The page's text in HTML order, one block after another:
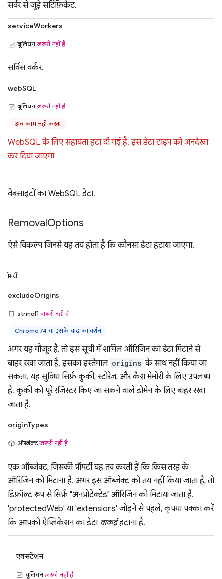
सर्वर से जुड़े सर्टिफ़िकेट.
serviceWorkers
बूलियनज़रूरी नहीं है
सर्विस वर्कर.
webSQL
बूलियनज़रूरी नहीं है
अब काम नहीं करता
WebSQL के लिए सहायता हटा दी गई है. इस डेटा टाइप को अनदेखा
कर दिया जाएगा.
वेबसाइटों का WebSQL डेटा.
RemovalOptions
ऐसे विकल्प जिनसे यह तय होता है कि कौनसा डेटा हटाया जाएगा.
प्रॉपर्टी
excludeOrigins
string[]ज़रूरी नहीं है
Chrome 74 या इसके बाद का वर्शन
अगर यह मौजूद है, तो इस सूची में शामिल ऑरिजिन का डेटा मिटाने से
बाहर रखा जाता है. इसका इस्तेमाल origins के साथ नहीं किया जा
सकता. यह सुविधा सिर्फ़ कुकी, स्टोरेज, और कैश मेमोरी के लिए उपलब्ध
है. कुकी को पूरे रजिस्टर किए जा सकने वाले डोमेन के लिए बाहर रखा
जाता है.
originTypes
ऑब्जेक्टज़रूरी नहीं है
एक ऑब्जेक्ट, जिसकी प्रॉपर्टी यह तय करती हैं कि किस तरह के
ऑरिजिन को मिटाना है. अगर इस ऑब्जेक्ट को तय नहीं किया जाता है, तो
डिफ़ॉल्ट रूप से सिर्फ़ "अनप्रोटेक्टेड" ऑरिजिन को मिटाया जाता है.
'protectedWeb' या 'extensions' जोड़ने से पहले, कृपया पक्का करें
कि आपको ऐप्लिकेशन का डेटा वाकईहटाना है.
एक्सटेंशन
बूलियनज़रूरी नहीं है